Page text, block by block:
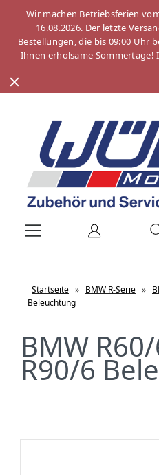
Wir machen Betriebsferien
16.08.2026. Der letzte
Bestellungen, die bis 09:00 Uhr
Ihnen erholsame Sommertage!
Startseite » BMW R-Serie »
Beleuchtung
BMW
R90/6